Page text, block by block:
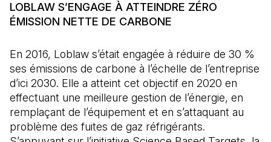
LOBLAW S’ENGAGE À ATTEINDRE ZÉRO
ÉMISSION NETTE DE CARBONE
En 2016, Loblaw s’était engagée à réduire de 30 %
ses émissions de carbone à l’échelle de l’entreprise
d’ici 2030. Elle a atteint cet objectif en 2020 en
effectuant une meilleure gestion de l’énergie, en
remplaçant de l’équipement et en s’attaquant au
problème des fuites de gaz réfrigérants.